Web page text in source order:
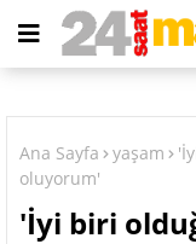
Ana Sayfa yaşam
oluyorum'
'İyi biri